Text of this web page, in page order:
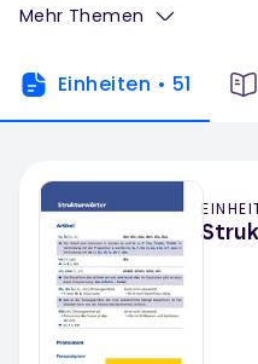
Schüler
37
Französische Lebensweise
Freizeit und Interessen
Berufliche Situationen
15
Studium und Arbeit
Interkulturelle
Szenisches Darstellen und
Mehr Themen
Einheiten • 51